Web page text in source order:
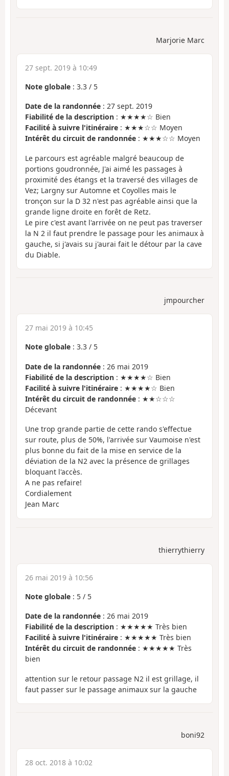
Marjorie Marc
27 sept. 2019 à 10:49
Note globale : 3.3 / 5
Date de la randonnée : 27 sept. 2019
Fiabilité de la description : ★★★★☆ Bien
Facilité à suivre l'itinéraire : ★★★☆☆ Moyen
Intérêt du circuit de randonnée : ★★★☆☆ Moyen
Le parcours est agréable malgré beaucoup de
portions goudronnée, J'ai aimé les passages à
proximité des étangs et la traversé des villages de
Vez; Largny sur Automne et Coyolles mais le
tronçon sur la D 32 n'est pas agréable ainsi que la
grande ligne droite en forêt de Retz.
Le pire c'est avant l'arrivée on ne peut pas traverser
la N 2 il faut prendre le passage pour les animaux à
gauche, si j'avais su j'aurai fait le détour par la cave
du Diable.
jmpourcher
27 mai 2019 à 10:45
Note globale : 3.3 / 5
Date de la randonnée : 26 mai 2019
Fiabilité de la description : ★★★★☆ Bien
Facilité à suivre l'itinéraire : ★★★★☆ Bien
Intérêt du circuit de randonnée : ★★☆☆☆
Décevant
Une trop grande partie de cette rando s'effectue
sur route, plus de 50%, l'arrivée sur Vaumoise n'est
plus bonne du fait de la mise en service de la
déviation de la N2 avec la présence de grillages
bloquant l'accès.
A ne pas refaire!
Cordialement
Jean Marc
thierrythierry
26 mai 2019 à 10:56
Note globale : 5 / 5
Date de la randonnée : 26 mai 2019
Fiabilité de la description : ★★★★★ Très bien
Facilité à suivre l'itinéraire : ★★★★★ Très bien
Intérêt du circuit de randonnée : ★★★★★ Très
bien
attention sur le retour passage N2 il est grillage, il
faut passer sur le passage animaux sur la gauche
boni92
28 oct. 2018 à 10:02